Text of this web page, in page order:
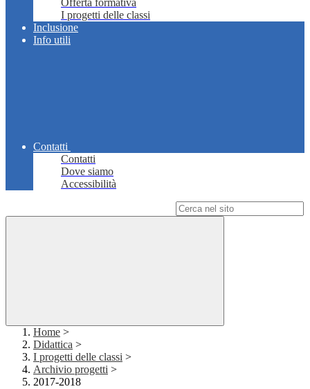
Offerta formativa
I progetti delle classi
Inclusione
Info utili
Contatti
Contatti
Dove siamo
Accessibilità
Home >
Didattica >
I progetti delle classi >
Archivio progetti >
2017-2018